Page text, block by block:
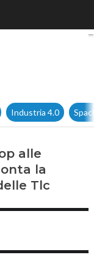
da oggi stop
Industria 4.0
alle
la
Tlc